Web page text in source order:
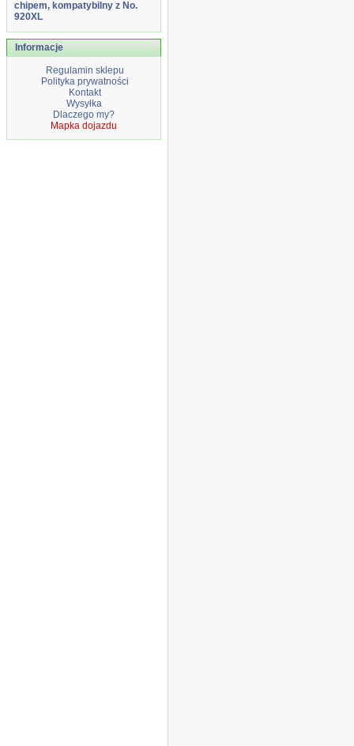
chipem, kompatybilny z No.
920XL
Informacje
Regulamin sklepu
Polityka prywatności
Kontakt
Wysyłka
Dlaczego my?
Mapka dojazdu